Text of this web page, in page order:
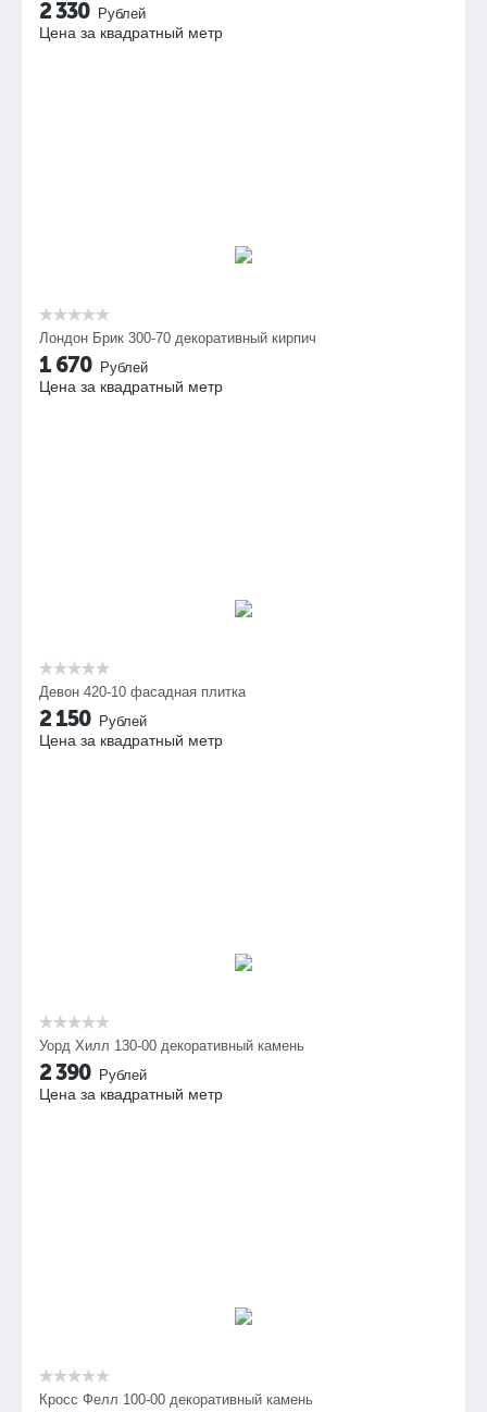
2 330 Рублей
Цена за квадратный метр
Лондон Брик 300-70 декоративный кирпич
1 670 Рублей
Цена за квадратный метр
Девон 420-10 фасадная плитка
2 150 Рублей
Цена за квадратный метр
Уорд Хилл 130-00 декоративный камень
2 390 Рублей
Цена за квадратный метр
Кросс Фелл 100-00 декоративный камень